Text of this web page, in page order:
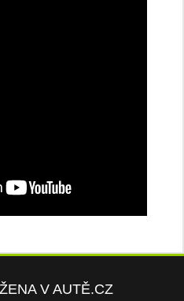
V AUTĚ.CZ